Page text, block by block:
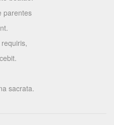
parentes
sacrata.